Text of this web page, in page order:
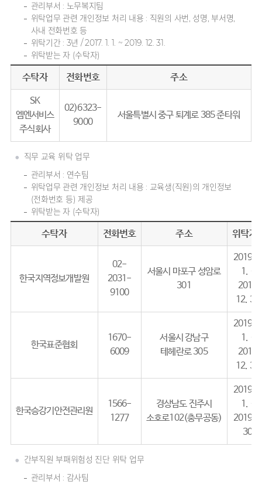
관리부서 : 노무복지팀
위탁업무 관련 개인정보 처리 내용 : 직원의 사번, 성명, 부서명,
사내 전화번호 등
위탁기간 : 3년 / 2017. 1. 1. ~ 2019. 12. 31.
위탁받는 자 (수탁자)
수탁자 전화번호 주소
SK
엠엔서비스
주식회사
02)6323-
9000
서울특별시 중구 퇴계로 385 준타워
직무 교육 위탁 업무
관리부서 : 연수팀
위탁업무 관련 개인정보 처리 내용 : 교육생(직원)의 개인정보
(전화번호 등) 제공
위탁받는 자 (수탁자)
수탁자 전화번호 주소 위탁기
한국지역정보개발원
02-
2031-
9100
서울시 마포구 성암로
301
2019.
1. ~
2019.
12. 31.
한국표준협회
1670-
6009
서울시 강남구
테헤란로 305
2019.
1. ~
2018.
12. 31.
한국승강기안전관리원
1566-
1277
경상남도 진주시
소호로102(충무공동)
2019.
1. ~
2019.
30.
간부직원 부패위험성 진단 위탁 업무
관리부서 : 감사팀